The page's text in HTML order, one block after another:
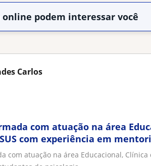
online podem interessar você
Carlos
com atuação na área
com experiência em
psicologia
com atuação na área Educacional, Clínica